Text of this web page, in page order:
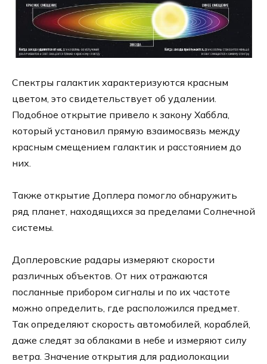
Спектры галактик характеризуются красным
цветом, это свидетельствует об удалении.
Подобное открытие привело к закону Хаббла,
который установил прямую взаимосвязь между
красным смещением галактик и расстоянием до
них.
Также открытие Доплера помогло обнаружить
ряд планет, находящихся за пределами Солнечной
системы.
Доплеровские радары измеряют скорости
различных объектов. От них отражаются
посланные прибором сигналы и по их частоте
можно определить, где расположился предмет.
Так определяют скорость автомобилей, кораблей,
даже следят за облаками в небе и измеряют силу
ветра. Значение открытия для радиолокации